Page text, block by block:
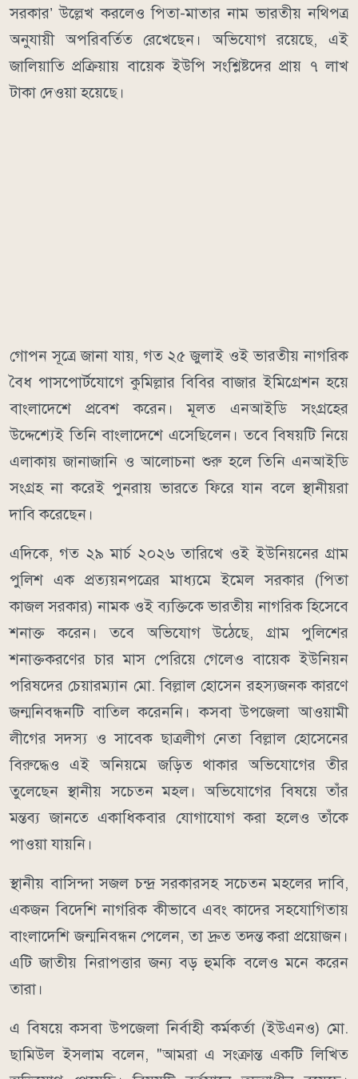
সরকার’ উল্লেখ করলেও পিতা-মাতার নাম ভারতীয় নথিপত্র
অনুযায়ী অপরিবর্তিত রেখেছেন। অভিযোগ রয়েছে, এই
জালিয়াতি প্রক্রিয়ায় বায়েক ইউপি সংশ্লিষ্টদের প্রায় ৭ লাখ
টাকা দেওয়া হয়েছে।
গোপন সূত্রে জানা যায়, গত ২৫ জুলাই ওই ভারতীয় নাগরিক
বৈধ পাসপোর্টযোগে কুমিল্লার বিবির বাজার ইমিগ্রেশন হয়ে
বাংলাদেশে প্রবেশ করেন। মূলত এনআইডি সংগ্রহের
উদ্দেশ্যেই তিনি বাংলাদেশে এসেছিলেন। তবে বিষয়টি নিয়ে
এলাকায় জানাজানি ও আলোচনা শুরু হলে তিনি এনআইডি
সংগ্রহ না করেই পুনরায় ভারতে ফিরে যান বলে স্থানীয়রা
দাবি করেছেন।
এদিকে, গত ২৯ মার্চ ২০২৬ তারিখে ওই ইউনিয়নের গ্রাম
পুলিশ এক প্রত্যয়নপত্রের মাধ্যমে ইমেল সরকার (পিতা
কাজল সরকার) নামক ওই ব্যক্তিকে ভারতীয় নাগরিক হিসেবে
শনাক্ত করেন। তবে অভিযোগ উঠেছে, গ্রাম পুলিশের
শনাক্তকরণের চার মাস পেরিয়ে গেলেও বায়েক ইউনিয়ন
পরিষদের চেয়ারম্যান মো. বিল্লাল হোসেন রহস্যজনক কারণে
জন্মনিবন্ধনটি বাতিল করেননি। কসবা উপজেলা আওয়ামী
লীগের সদস্য ও সাবেক ছাত্রলীগ নেতা বিল্লাল হোসেনের
বিরুদ্ধেও এই অনিয়মে জড়িত থাকার অভিযোগের তীর
তুলেছেন স্থানীয় সচেতন মহল। অভিযোগের বিষয়ে তাঁর
মন্তব্য জানতে একাধিকবার যোগাযোগ করা হলেও তাঁকে
পাওয়া যায়নি।
স্থানীয় বাসিন্দা সজল চন্দ্র সরকারসহ সচেতন মহলের দাবি,
একজন বিদেশি নাগরিক কীভাবে এবং কাদের সহযোগিতায়
বাংলাদেশি জন্মনিবন্ধন পেলেন, তা দ্রুত তদন্ত করা প্রয়োজন।
এটি জাতীয় নিরাপত্তার জন্য বড় হুমকি বলেও মনে করেন
তারা।
এ বিষয়ে কসবা উপজেলা নির্বাহী কর্মকর্তা (ইউএনও) মো.
ছামিউল ইসলাম বলেন, "আমরা এ সংক্রান্ত একটি লিখিত